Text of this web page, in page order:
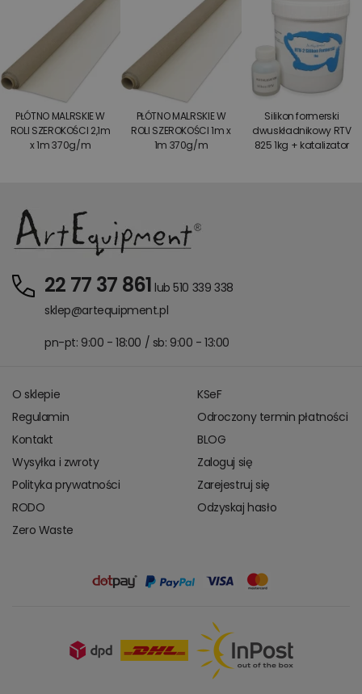
PŁÓTNO MALRSKIE W
ROLI SZEROKOŚCI 2,1m
x 1m 370g/m
PŁÓTNO MALRSKIE W
ROLI SZEROKOŚCI 1m x
1m 370g/m
Silikon formerski
dwuskładnikowy RTV
825 1kg + katalizator
22 77 37 861 lub 510 339 338
sklep@artequipment.pl
pn-pt: 9:00 - 18:00 / sb: 9:00 - 13:00
O sklepie
Regulamin
Kontakt
Wysyłka i zwroty
Polityka prywatności
RODO
Zero Waste
KSeF
Odroczony termin płatności
BLOG
Zaloguj się
Zarejestruj się
Odzyskaj hasło